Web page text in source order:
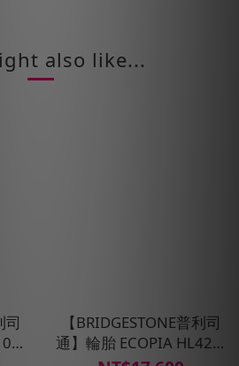
also like...
司
【BRIDGESTONE普利司
通】輪胎 ECOPIA HL422-